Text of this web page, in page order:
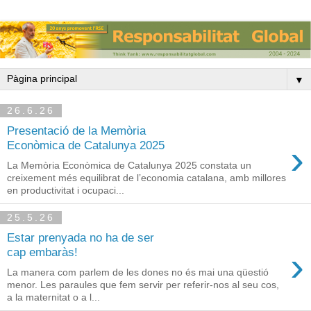
▼
26.6.26
Presentació de la Memòria
Econòmica de Catalunya 2025
›
La Memòria Econòmica de Catalunya 2025 constata un
creixement més equilibrat de l’economia catalana, amb millores
en productivitat i ocupaci...
25.5.26
Estar prenyada no ha de ser
cap embaràs!
›
La manera com parlem de les dones no és mai una qüestió
menor. Les paraules que fem servir per referir-nos al seu cos,
a la maternitat o a l...